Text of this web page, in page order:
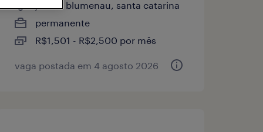
jardim blumenau, santa catarina
permanente
R$1,501 - R$2,500 por mês
vaga postada em 4 agosto 2026